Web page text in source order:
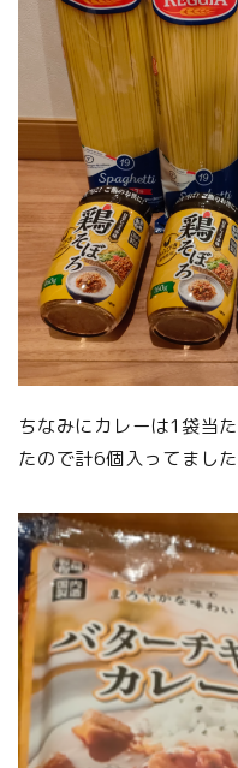
ちなみにカレーは1袋当
たので計6個入ってました